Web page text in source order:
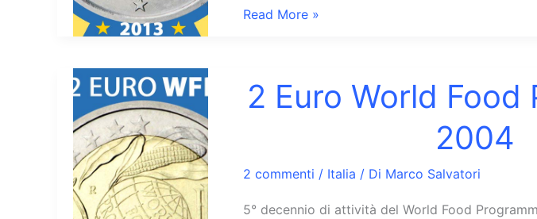
2
Verdi
2013
Read More »
2 Euro World Food
2004
2 commenti / Italia / Di Marco Salvatori
5° decennio di attività del World Food